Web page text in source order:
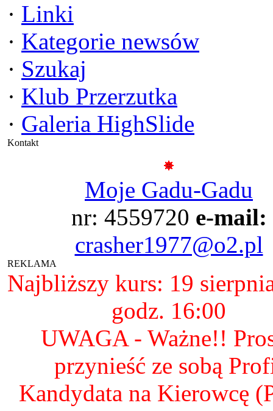
· Linki
· Kategorie newsów
· Szukaj
· Klub Przerzutka
· Galeria HighSlide
Kontakt
Moje Gadu-Gadu
nr: 4559720 e-mail:
crasher1977@o2.pl
REKLAMA
Najbliższy kurs: 19
godz. 16:00
UWAGA - Ważne!!
przynieść ze sobą
Kandydata na Kierowcę